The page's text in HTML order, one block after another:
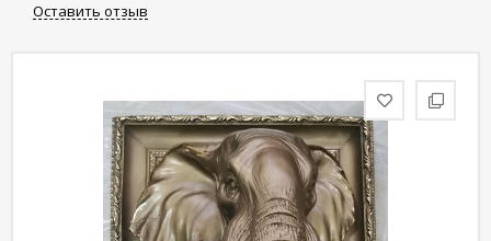
Дизайнерам
конфиденциальности
Оставить отзыв